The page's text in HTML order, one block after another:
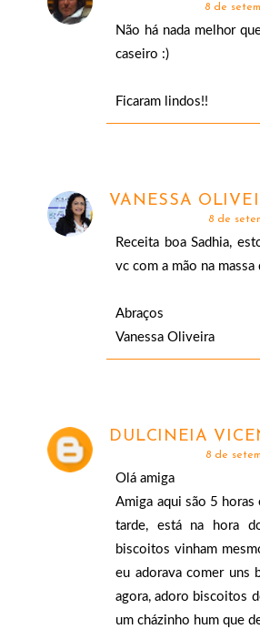
8 de
Não há nada melhor
caseiro :)
Ficaram lindos!!
VANESSA
8 de
Receita boa Sadhia,
vc com a mão na massa
Abraços
Vanessa Oliveira
DULCINEIA
8 de
Olá amiga
Amiga aqui são 5
tarde, está na hora
biscoitos vinham
eu adorava comer uns
agora, adoro biscoitos
um cházinho hum que